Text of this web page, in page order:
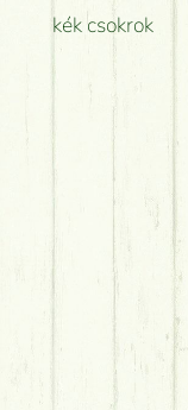
kék csokrok